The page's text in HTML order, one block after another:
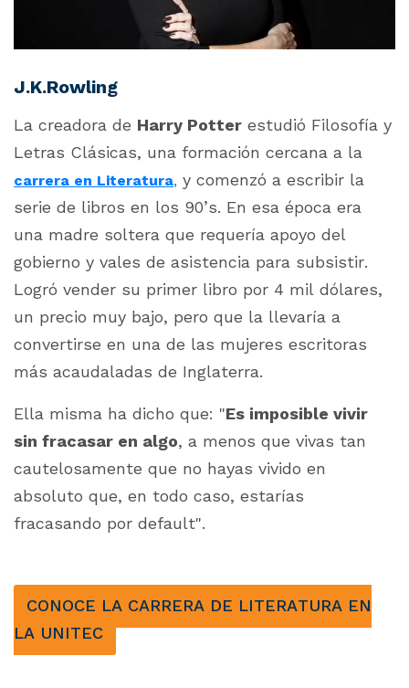
J.K.Rowling
La creadora de Harry Potter estudió Filosofía y
Letras Clásicas, una formación cercana a la
carrera en Literatura, y comenzó a escribir la
serie de libros en los 90’s. En esa época era
una madre soltera que requería apoyo del
gobierno y vales de asistencia para subsistir.
Logró vender su primer libro por 4 mil dólares,
un precio muy bajo, pero que la llevaría a
convertirse en una de las mujeres escritoras
más acaudaladas de Inglaterra.
Ella misma ha dicho que: "Es imposible vivir
sin fracasar en algo, a menos que vivas tan
cautelosamente que no hayas vivido en
absoluto que, en todo caso, estarías
fracasando por default".
CONOCE LA CARRERA DE LITERATURA EN
LA UNITEC